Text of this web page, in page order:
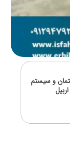
و سیستم